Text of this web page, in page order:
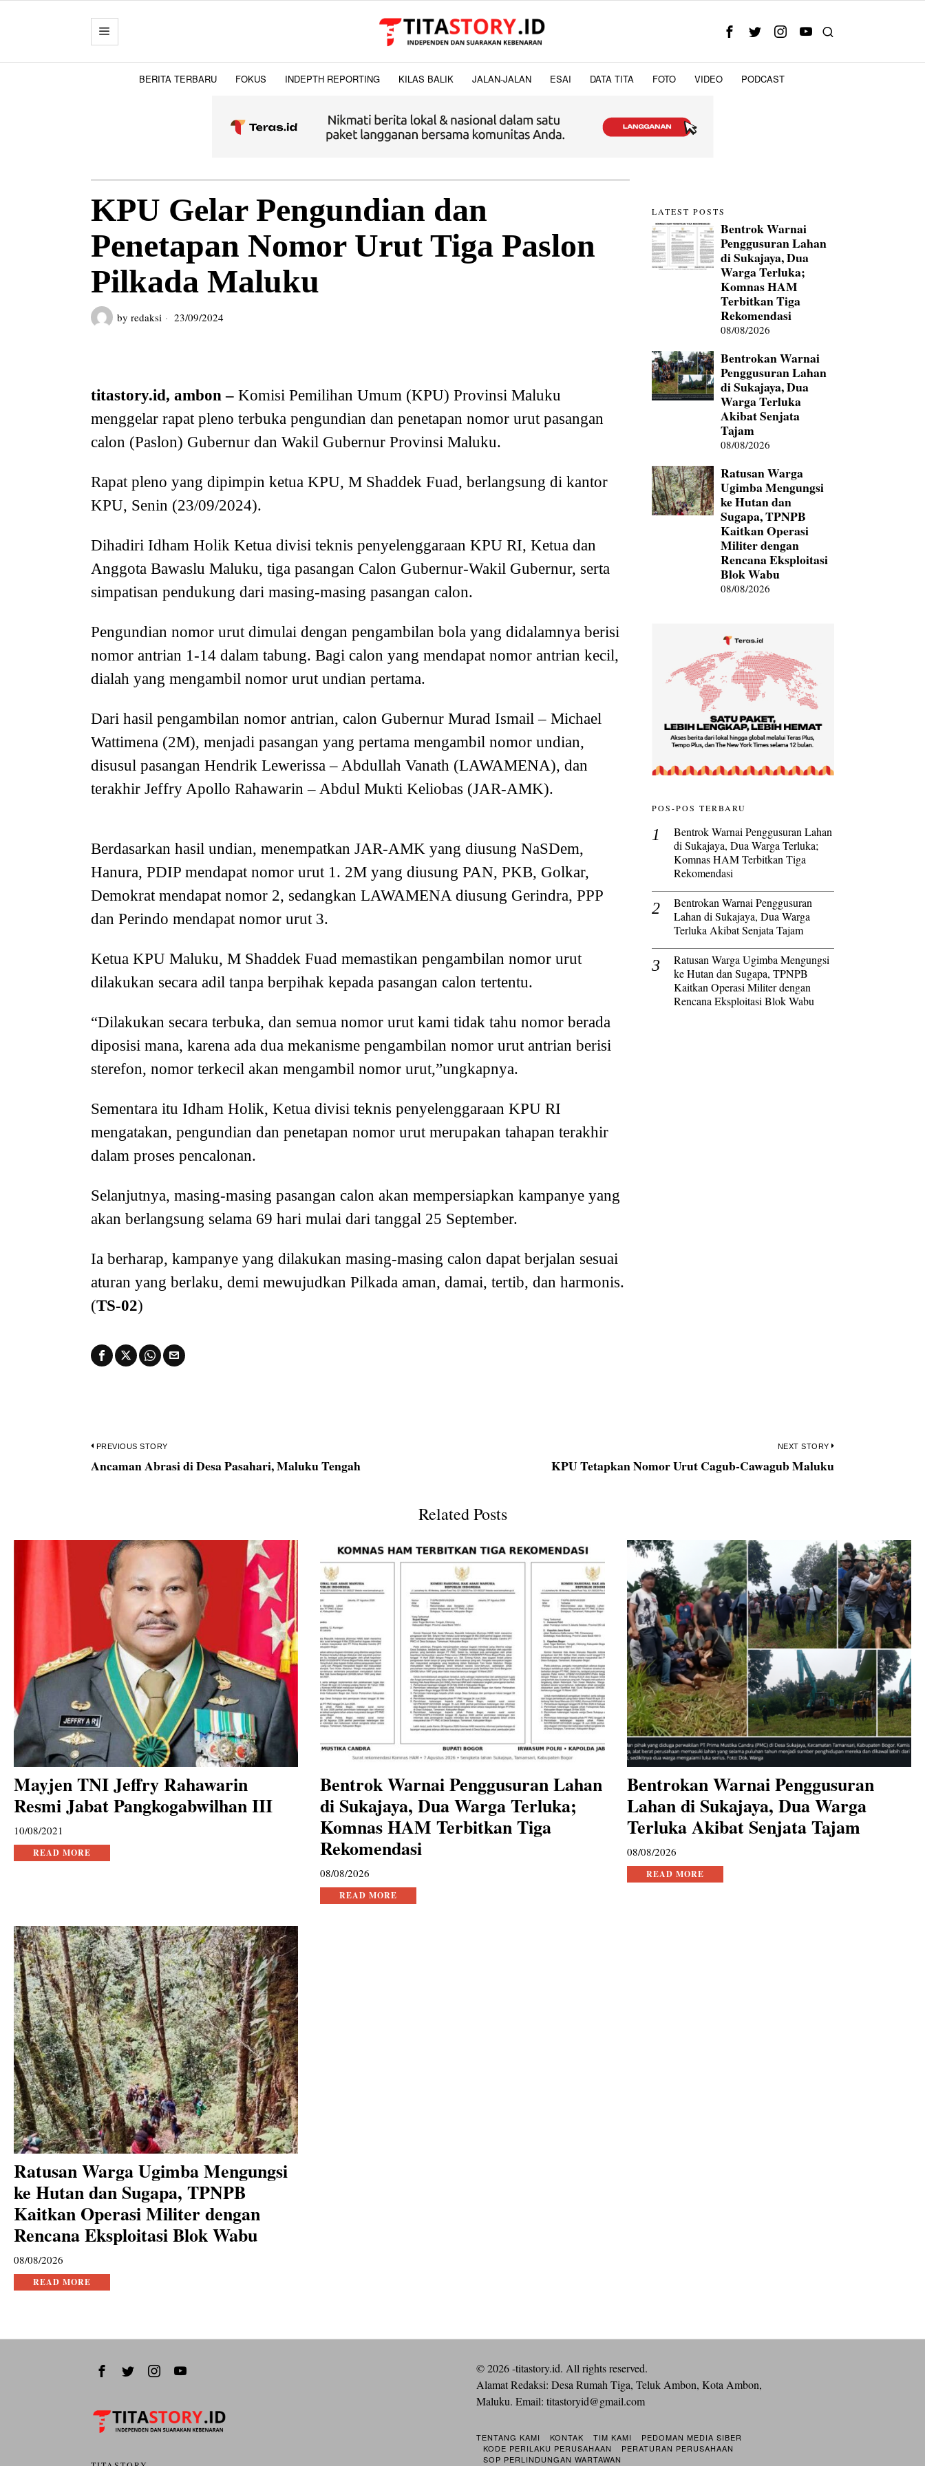
BERITA TERBARU FOKUS INDEPTH REPORTING KILAS BALIK JALAN-JALAN ESAI DATA TITA FOTO VIDEO PODCAST
KPU Gelar Pengundian dan
Penetapan Nomor Urut Tiga Paslon
Pilkada Maluku
by redaksi 23/09/2024
titastory.id, ambon – Komisi Pemilihan Umum (KPU) Provinsi Maluku
menggelar rapat pleno terbuka pengundian dan penetapan nomor urut pasangan
calon (Paslon) Gubernur dan Wakil Gubernur Provinsi Maluku.
Rapat pleno yang dipimpin ketua KPU, M Shaddek Fuad, berlangsung di kantor
KPU, Senin (23/09/2024).
Dihadiri Idham Holik Ketua divisi teknis penyelenggaraan KPU RI, Ketua dan
Anggota Bawaslu Maluku, tiga pasangan Calon Gubernur-Wakil Gubernur, serta
simpatisan pendukung dari masing-masing pasangan calon.
Pengundian nomor urut dimulai dengan pengambilan bola yang didalamnya berisi
nomor antrian 1-14 dalam tabung. Bagi calon yang mendapat nomor antrian kecil,
dialah yang mengambil nomor urut undian pertama.
Dari hasil pengambilan nomor antrian, calon Gubernur Murad Ismail – Michael
Wattimena (2M), menjadi pasangan yang pertama mengambil nomor undian,
disusul pasangan Hendrik Lewerissa – Abdullah Vanath (LAWAMENA), dan
terakhir Jeffry Apollo Rahawarin – Abdul Mukti Keliobas (JAR-AMK).
Berdasarkan hasil undian, menempatkan JAR-AMK yang diusung NaSDem,
Hanura, PDIP mendapat nomor urut 1. 2M yang diusung PAN, PKB, Golkar,
Demokrat mendapat nomor 2, sedangkan LAWAMENA diusung Gerindra, PPP
dan Perindo mendapat nomor urut 3.
Ketua KPU Maluku, M Shaddek Fuad memastikan pengambilan nomor urut
dilakukan secara adil tanpa berpihak kepada pasangan calon tertentu.
“Dilakukan secara terbuka, dan semua nomor urut kami tidak tahu nomor berada
diposisi mana, karena ada dua mekanisme pengambilan nomor urut antrian berisi
sterefon, nomor terkecil akan mengambil nomor urut,”ungkapnya.
Sementara itu Idham Holik, Ketua divisi teknis penyelenggaraan KPU RI
mengatakan, pengundian dan penetapan nomor urut merupakan tahapan terakhir
dalam proses pencalonan.
Selanjutnya, masing-masing pasangan calon akan mempersiapkan kampanye yang
akan berlangsung selama 69 hari mulai dari tanggal 25 September.
Ia berharap, kampanye yang dilakukan masing-masing calon dapat berjalan sesuai
aturan yang berlaku, demi mewujudkan Pilkada aman, damai, tertib, dan harmonis.
(TS-02)
LATEST POSTS
Bentrok Warnai
Penggusuran Lahan
di Sukajaya, Dua
Warga Terluka;
Komnas HAM
Terbitkan Tiga
Rekomendasi
08/08/2026
Bentrokan Warnai
Penggusuran Lahan
di Sukajaya, Dua
Warga Terluka
Akibat Senjata
Tajam
08/08/2026
Ratusan Warga
Ugimba Mengungsi
ke Hutan dan
Sugapa, TPNPB
Kaitkan Operasi
Militer dengan
Rencana Eksploitasi
Blok Wabu
08/08/2026
POS-POS TERBARU
Bentrok Warnai Penggusuran Lahan
di Sukajaya, Dua Warga Terluka;
Komnas HAM Terbitkan Tiga
Rekomendasi
Bentrokan Warnai Penggusuran
Lahan di Sukajaya, Dua Warga
Terluka Akibat Senjata Tajam
Ratusan Warga Ugimba Mengungsi
ke Hutan dan Sugapa, TPNPB
Kaitkan Operasi Militer dengan
Rencana Eksploitasi Blok Wabu
Navigasi
pos
PREVIOUS STORY
Previous
Ancaman Abrasi di Desa Pasahari, Maluku Tengah
NEXT STORY
KPU Tetapkan Nomor Urut Cagub-Cawagub Maluku
Related Posts
Mayjen TNI Jeffry Rahawarin
Resmi Jabat Pangkogabwilhan III
10/08/2021
READ MORE
Bentrok Warnai Penggusuran Lahan
di Sukajaya, Dua Warga Terluka;
Komnas HAM Terbitkan Tiga
Rekomendasi
08/08/2026
READ MORE
Bentrokan Warnai Penggusuran
Lahan di Sukajaya, Dua Warga
Terluka Akibat Senjata Tajam
08/08/2026
READ MORE
Ratusan Warga Ugimba Mengungsi
ke Hutan dan Sugapa, TPNPB
Kaitkan Operasi Militer dengan
Rencana Eksploitasi Blok Wabu
08/08/2026
READ MORE
©2026-titastory.id. All rights reserved.
Alamat Redaksi: Desa Rumah Tiga, Teluk Ambon, Kota Ambon,
Maluku. Email: titastoryid@gmail.com
TENTANG KAMI KONTAK TIM KAMI
PEDOMAN MEDIA SIBER
KODE PERILAKU PERUSAHAAN
PERATURAN PERUSAHAAN
SOP PERLINDUNGAN WARTAWAN